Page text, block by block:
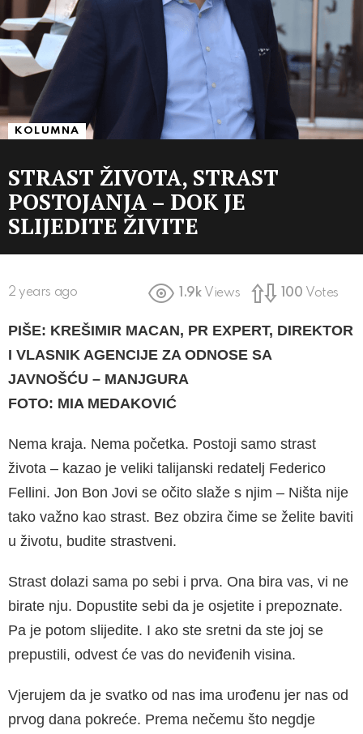
KOLUMNA
STRAST ŽIVOTA, STRAST
POSTOJANJA – DOK JE
SLIJEDITE ŽIVITE
2 years ago 1.9k Views 100 Votes
PIŠE: KREŠIMIR MACAN, PR EXPERT, DIREKTOR
I VLASNIK AGENCIJE ZA ODNOSE SA
JAVNOŠĆU – MANJGURA
FOTO: MIA MEDAKOVIĆ
Nema kraja. Nema početka. Postoji samo strast
života – kazao je veliki talijanski redatelj Federico
Fellini. Jon Bon Jovi se očito slaže s njim – Ništa nije
tako važno kao strast. Bez obzira čime se želite baviti
u životu, budite strastveni.
Strast dolazi sama po sebi i prva. Ona bira vas, vi ne
birate nju. Dopustite sebi da je osjetite i prepoznate.
Pa je potom slijedite. I ako ste sretni da ste joj se
prepustili, odvest će vas do neviđenih visina.
Vjerujem da je svatko od nas ima urođenu jer nas od
prvog dana pokreće. Prema nečemu što negdje